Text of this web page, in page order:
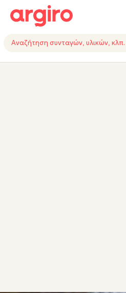
ΥΛΙΚΑΕΚΤΕΛΕΣΗTIPSΕΞΟΠΛΙΣΜΟΣ